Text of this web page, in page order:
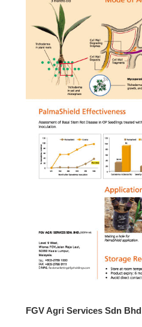
FGV Agri Services Sdn Bhd